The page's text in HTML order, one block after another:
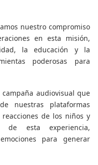
nuestro compromiso
en esta misión,
la educación y la
poderosas para
audiovisual que
nuestras plataformas
de los niños y
de esta experiencia,
para generar